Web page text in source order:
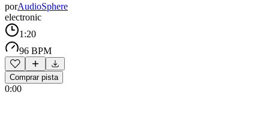
porAudioSphere
electronic
1:20
96 BPM
Comprar pista
0:00